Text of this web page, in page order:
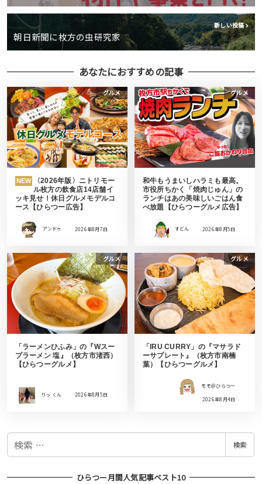
新しい投稿
朝日新聞に枚方の虫研究家
あなたにおすすめの記事
グルメ
NEW
〈2026年版〉ニトリモー
ル枚方の飲食店14店舗イ
ッキ見せ！休日グルメモデルコ
ース【ひらつー広告】
アンドゥ 2026年8月7日
グルメ
和牛もうまいしハラミも最高。
市役所ちかく「焼肉じゅん」の
ランチはあの美味しいごはん食
べ放題【ひらつーグルメ広告】
すどん 2026年8月5日
グルメ
「ラーメンひふみ」の『Wスー
プラーメン 塩』（枚方市渚西）
【ひらつーグルメ】
りっ くん 2026年8月5日
グルメ
「IRU CURRY」の『マサラド
ーサプレート』（枚方市南楠
葉）【ひらつーグルメ】
モモ＠ひらつー
2026年8月4日
検
検索
ひらつー月間人気記事ベスト10